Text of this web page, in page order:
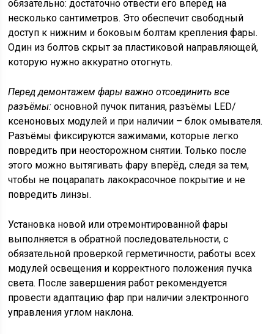
обязательно: достаточно отвести его вперёд на
несколько сантиметров. Это обеспечит свободный
доступ к нижним и боковым болтам крепления фары.
Один из болтов скрыт за пластиковой направляющей,
которую нужно аккуратно отогнуть.
Перед демонтажем фары важно отсоединить все
разъёмы: основной пучок питания, разъёмы LED/
ксеноновых модулей и при наличии – блок омывателя.
Разъёмы фиксируются зажимами, которые легко
повредить при неосторожном снятии. Только после
этого можно вытягивать фару вперёд, следя за тем,
чтобы не поцарапать лакокрасочное покрытие и не
повредить линзы.
Установка новой или отремонтированной фары
выполняется в обратной последовательности, с
обязательной проверкой герметичности, работы всех
модулей освещения и корректного положения пучка
света. После завершения работ рекомендуется
провести адаптацию фар при наличии электронного
управления углом наклона.